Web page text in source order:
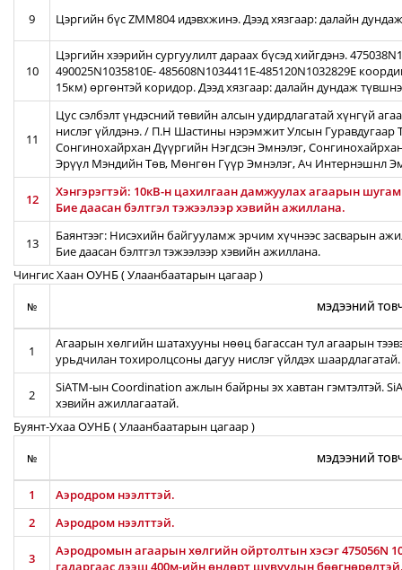
9 Цэргийн бүс ZMM804 идэвхжинэ. Дээд хязгаар: далайн
10
Цэргийн хээрийн сургуулилт дараах бүсэд хийгдэнэ.
490025N1035810E- 485608N1034411E-485120N1032829E
15км) өргөнтэй коридор. Дээд хязгаар: далайн дундаж
11
Цус сэлбэлт үндэсний төвийн алсын удирдлагатай хүнгүй
нислэг үйлдэнэ. / П.Н Шастины нэрэмжит Улсын Гуравдугаар
Сонгинохайрхан Дүүргийн Нэгдсэн Эмнэлэг,
Эрүүл Мэндийн Төв, Мөнгөн Гүүр Эмнэлэг, Ач Интернэшнл
12
Хэнгэрэгтэй: 10кВ-н цахилгаан дамжуулах агаарын
Бие даасан бэлтгэл тэжээлээр хэвийн ажиллана.
13
Баянтээг: Нисэхийн байгууламж эрчим хүчнээс засварын
Бие даасан бэлтгэл тэжээлээр хэвийн ажиллана.
Чингис Хаан ОУНБ ( Улаанбаатарын цагаар )
№ МЭДЭЭНИЙ
1
Агаарын хөлгийн шатахууны нөөц багассан тул агаарын
урьдчилан тохиролцсоны дагуу нислэг үйлдэх шаардлагатай.
2
SiATM-ын Coordination ажлын байрны эх хавтан гэмтэлтэй.
хэвийн ажиллагаатай.
Буянт-Ухаа ОУНБ ( Улаанбаатарын цагаар )
№ МЭДЭЭНИЙ
1
Аэродром нээлттэй.
2
Аэродром нээлттэй.
3
Аэродромын агаарын хөлгийн ойртолтын хэсэг 475056N
гадаргаас дээш 400м-ийн өндөрт шувуудын